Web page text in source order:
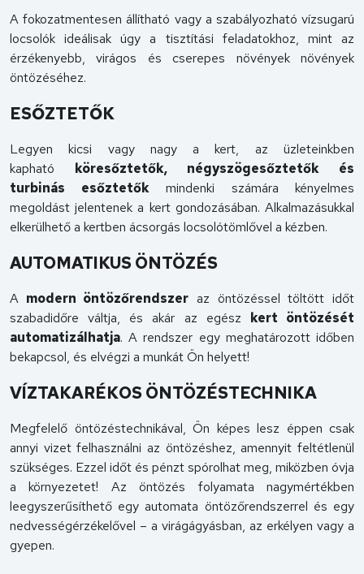
A fokozatmentesen állítható vagy a szabályozható vízsugarú
locsolók ideálisak úgy a tisztítási feladatokhoz, mint az
érzékenyebb, virágos és cserepes növények növények
öntözéséhez.
ESŐZTETŐK
Legyen kicsi vagy nagy a kert, az üzleteinkben
kapható köresőztetők, négyszögesőztetők és
turbinás esőztetőkmindenki számára kényelmes
megoldást jelentenek a kert gondozásában. Alkalmazásukkal
elkerülhető a kertben ácsorgás locsolótömlővel a kézben.
AUTOMATIKUS ÖNTÖZÉS
A modern öntözőrendszer az öntözéssel töltött időt
szabadidőre váltja, és akár az egész kert öntözését
automatizálhatja. A rendszer egy meghatározott időben
bekapcsol, és elvégzi a munkát Ön helyett!
VÍZTAKARÉKOS ÖNTÖZÉSTECHNIKA
Megfelelő öntözéstechnikával, Ön képes lesz éppen csak
annyi vizet felhasználni az öntözéshez, amennyit feltétlenül
szükséges. Ezzel időt és pénzt spórolhat meg, miközben óvja
a környezetet! Az öntözés folyamata nagymértékben
leegyszerűsíthető egy automata öntözőrendszerrel és egy
nedvességérzékelővel – a virágágyásban, az erkélyen vagy a
gyepen.